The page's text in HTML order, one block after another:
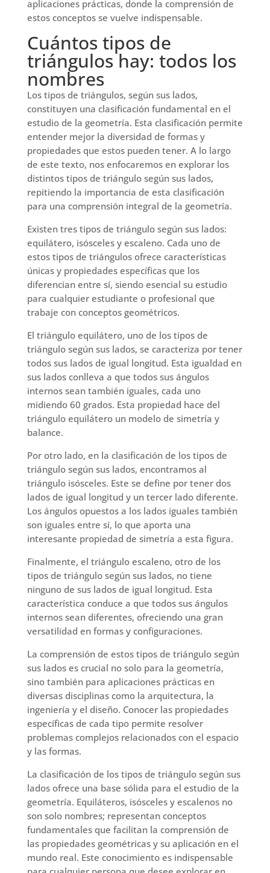
aplicaciones prácticas, donde la comprensión de
estos conceptos se vuelve indispensable.
Cuántos tipos de
triángulos hay: todos los
nombres
Los tipos de triángulos, según sus lados,
constituyen una clasificación fundamental en el
estudio de la geometría. Esta clasificación permite
entender mejor la diversidad de formas y
propiedades que estos pueden tener. A lo largo
de este texto, nos enfocaremos en explorar los
distintos tipos de triángulo según sus lados,
repitiendo la importancia de esta clasificación
para una comprensión integral de la geometría.
Existen tres tipos de triángulo según sus lados:
equilátero, isósceles y escaleno. Cada uno de
estos tipos de triángulos ofrece características
únicas y propiedades específicas que los
diferencian entre sí, siendo esencial su estudio
para cualquier estudiante o profesional que
trabaje con conceptos geométricos.
El triángulo equilátero, uno de los tipos de
triángulo según sus lados, se caracteriza por tener
todos sus lados de igual longitud. Esta igualdad en
sus lados conlleva a que todos sus ángulos
internos sean también iguales, cada uno
midiendo 60 grados. Esta propiedad hace del
triángulo equilátero un modelo de simetría y
balance.
Por otro lado, en la clasificación de los tipos de
triángulo según sus lados, encontramos al
triángulo isósceles. Este se define por tener dos
lados de igual longitud y un tercer lado diferente.
Los ángulos opuestos a los lados iguales también
son iguales entre sí, lo que aporta una
interesante propiedad de simetría a esta figura.
Finalmente, el triángulo escaleno, otro de los
tipos de triángulo según sus lados, no tiene
ninguno de sus lados de igual longitud. Esta
característica conduce a que todos sus ángulos
internos sean diferentes, ofreciendo una gran
versatilidad en formas y configuraciones.
La comprensión de estos tipos de triángulo según
sus lados es crucial no solo para la geometría,
sino también para aplicaciones prácticas en
diversas disciplinas como la arquitectura, la
ingeniería y el diseño. Conocer las propiedades
específicas de cada tipo permite resolver
problemas complejos relacionados con el espacio
y las formas.
La clasificación de los tipos de triángulo según sus
lados ofrece una base sólida para el estudio de la
geometría. Equiláteros, isósceles y escalenos no
son solo nombres; representan conceptos
fundamentales que facilitan la comprensión de
las propiedades geométricas y su aplicación en el
mundo real. Este conocimiento es indispensable